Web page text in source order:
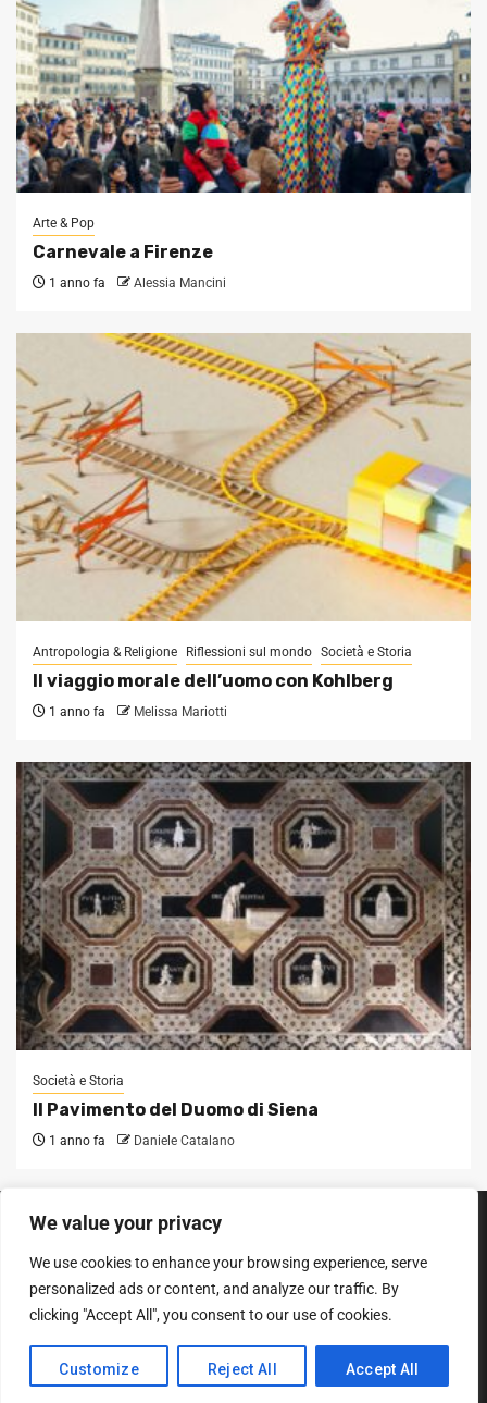
We value your privacy
We use cookies to enhance your browsing experience, serve
personalized ads or content, and analyze our traffic. By
clicking "Accept All", you consent to our use of cookies.
Customize Reject All Accept All
Arte & Pop
Carnevale a Firenze
1 anno fa Alessia Mancini
Antropologia & Religione Riflessioni sul mondo Società e Storia
Il viaggio morale dell’uomo con Kohlberg
1 anno fa Melissa Mariotti
Società e Storia
Il Pavimento del Duomo di Siena
1 anno fa Daniele Catalano
SEGUICI SUI SOCIAL
Facebook
Instagram
YouTube
Diritto d'autore © Tutti i diritti riservati. Newsphereentro AF
themes.